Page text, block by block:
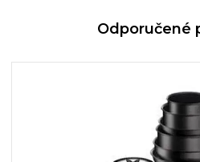
Odporučené